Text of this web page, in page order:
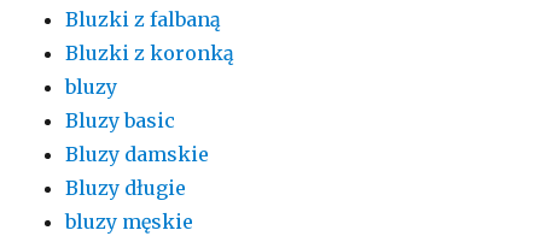
Bluzki z falbaną
Bluzki z koronką
bluzy
Bluzy basic
Bluzy damskie
Bluzy długie
bluzy męskie